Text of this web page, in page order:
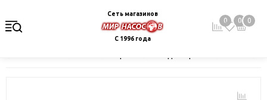
Сеть магазинов
С 1996 года
0 0 0